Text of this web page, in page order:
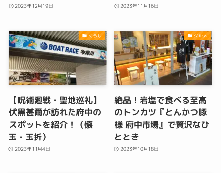
2023年12月19日 2023年11月16日
くらし
【呪術廻戦・聖地巡礼】
伏黒甚爾が訪れた府中の
スポットを紹介！（懐
玉・玉折）
2023年11月4日
グルメ
絶品！岩塩で食べる至高
のトンカツ『とんかつ豚
様 府中市場』で贅沢なひ
ととき
2023年10月18日